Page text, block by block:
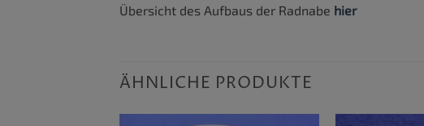
Übersicht des Aufbaus der Radnabe hier
ÄHNLICHE PRODUKTE